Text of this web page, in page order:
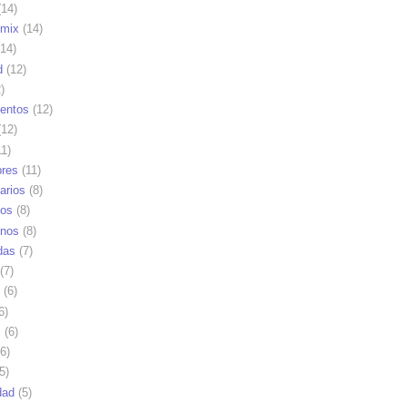
(14)
(12)
(12)
(11)
(8)
(8)
(8)
(7)
(7)
(6)
(6)
(5)